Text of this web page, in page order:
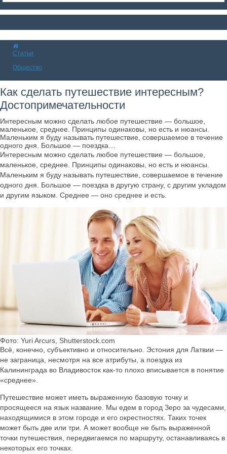
Статьи
Общество
Как сделать путешествие интересным?
Достопримечательности
Интересным можно сделать любое путешествие — большое,
маленькое, среднее. Принципы одинаковы, но есть и нюансы.
Маленьким я буду называть путешествие, совершаемое в течение
одного дня. Большое — поездка…
Интересным можно сделать любое путешествие — большое,
маленькое, среднее. Принципы одинаковы, но есть и нюансы.
Маленьким я буду называть путешествие, совершаемое в течение
одного дня. Большое — поездка в другую страну, с другим укладом
и другим языком. Среднее — оно среднее и есть.
Фото: Yuri Arcurs, Shutterstock.com
Всё, конечно, субъективно и относительно. Эстония для Латвии —
не заграница, несмотря на все атрибуты, а поездка из
Калининграда во Владивосток как-то плохо вписывается в понятие
«среднее».
Путешествие может иметь выраженную базовую точку и
просящееся на язык название. Мы едем в город Зеро за чудесами,
находящимися в этом городе и его окрестностях. Таких точек
может быть две или три. А может вообще не быть выраженной
точки путешествия, передвигаемся по маршруту, останавливаясь в
некоторых его точках.